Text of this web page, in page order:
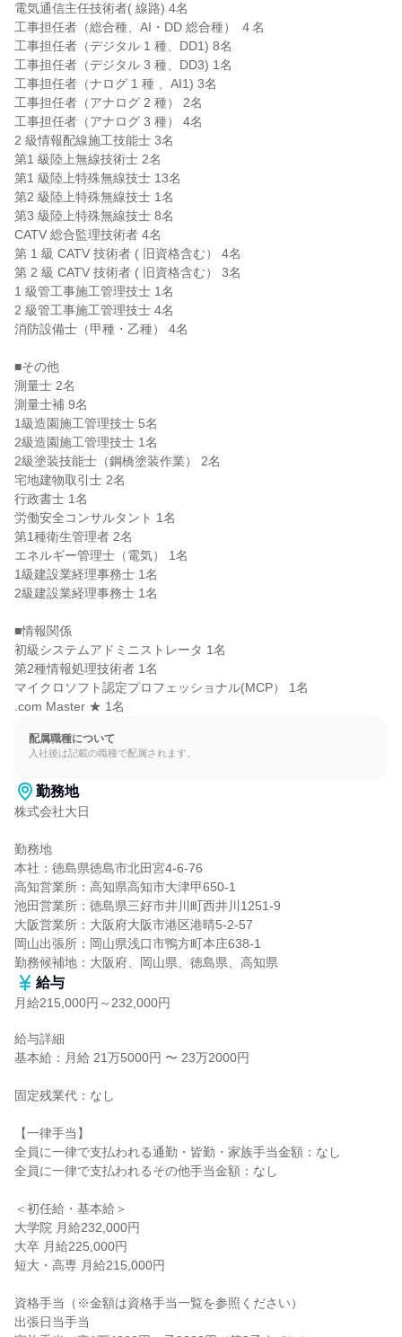
電気通信主任技術者( 線路) 4名
工事担任者（総合種、AI・DD 総合種） ４名
工事担任者（デジタル 1 種、DD1) 8名
工事担任者（デジタル 3 種、DD3) 1名
工事担任者（ナログ 1 種 、AI1) 3名
工事担任者（アナログ 2 種） 2名
工事担任者（アナログ 3 種） 4名
2 級情報配線施工技能士 3名
第1 級陸上無線技術士 2名
第1 級陸上特殊無線技士 13名
第2 級陸上特殊無線技士 1名
第3 級陸上特殊無線技士 8名
CATV 総合監理技術者 4名
第 1 級 CATV 技術者 ( 旧資格含む） 4名
第 2 級 CATV 技術者 ( 旧資格含む） 3名
1 級管工事施工管理技士 1名
2 級管工事施工管理技士 4名
消防設備士（甲種・乙種） 4名
■その他
測量士 2名
測量士補 9名
1級造園施工管理技士 5名
2級造園施工管理技士 1名
2級塗装技能士（鋼橋塗装作業） 2名
宅地建物取引士 2名
行政書士 1名
労働安全コンサルタント 1名
第1種衛生管理者 2名
エネルギー管理士（電気） 1名
1級建設業経理事務士 1名
2級建設業経理事務士 1名
■情報関係
初級システムアドミニストレータ 1名
第2種情報処理技術者 1名
マイクロソフト認定プロフェッショナル(MCP） 1名
.com Master ★ 1名
配属職種について
入社後は記載の職種で配属されます。
勤務地
株式会社大日
勤務地
本社：徳島県徳島市北田宮4-6-76
高知営業所：高知県高知市大津甲650-1
池田営業所：徳島県三好市井川町西井川1251-9
大阪営業所：大阪府大阪市港区港晴5-2-57
岡山出張所：岡山県浅口市鴨方町本庄638-1
勤務候補地：大阪府、岡山県、徳島県、高知県
給与
月給215,000円～232,000円
給与詳細
基本給：月給 21万5000円 〜 23万2000円
固定残業代：なし
【一律手当】
全員に一律で支払われる通勤・皆勤・家族手当金額：なし
全員に一律で支払われるその他手当金額：なし
＜初任給・基本給＞
大学院 月給232,000円
大卒 月給225,000円
短大・高専 月給215,000円
資格手当（※金額は資格手当一覧を参照ください）
出張日当手当